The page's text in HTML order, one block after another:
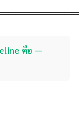
คือ —